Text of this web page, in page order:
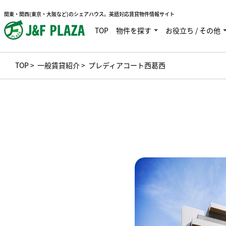
関東・関西(東京・大阪など)のシェアハウス。英語対応賃貸物件情報サイト
TOP 物件を探す お役立ち / その他
TOP> 一般賃貸紹介> プレディアコート西葛西